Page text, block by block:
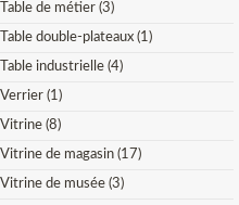
Table de métier (3)
Table double-plateaux (1)
Table industrielle (4)
Verrier (1)
Vitrine (8)
Vitrine de magasin (17)
Vitrine de musée (3)